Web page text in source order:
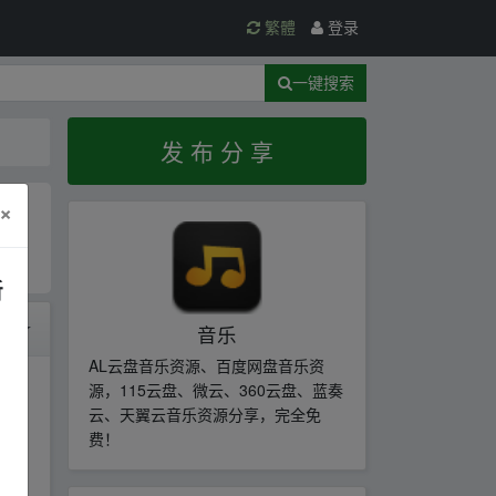
繁體 登录
一键搜索
发 布 分 享
音乐
AL云盘音乐资源、百度网盘音乐资
源，115云盘、微云、360云盘、蓝奏
云、天翼云音乐资源分享，完全免
费！
×